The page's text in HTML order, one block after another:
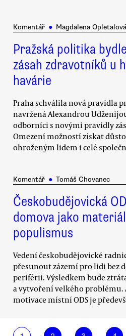
Komentář ● Magdalena Opletalová
Pražská politika
zásah zdravotníků u
havárie
Praha schválila nová pravidla
navržená Alexandrou
odborníci s novými pravidly
Omezení možností získat
ohroženým lidem i celé
Komentář ● Tomáš Chovanec
Českobudějovická
domova jako
populismus
Vedení českobudějovické
přesunout zázemí pro lidi bez
periférii. Výsledkem bude
a vytvoření velkého problému.
motivace místní ODS je